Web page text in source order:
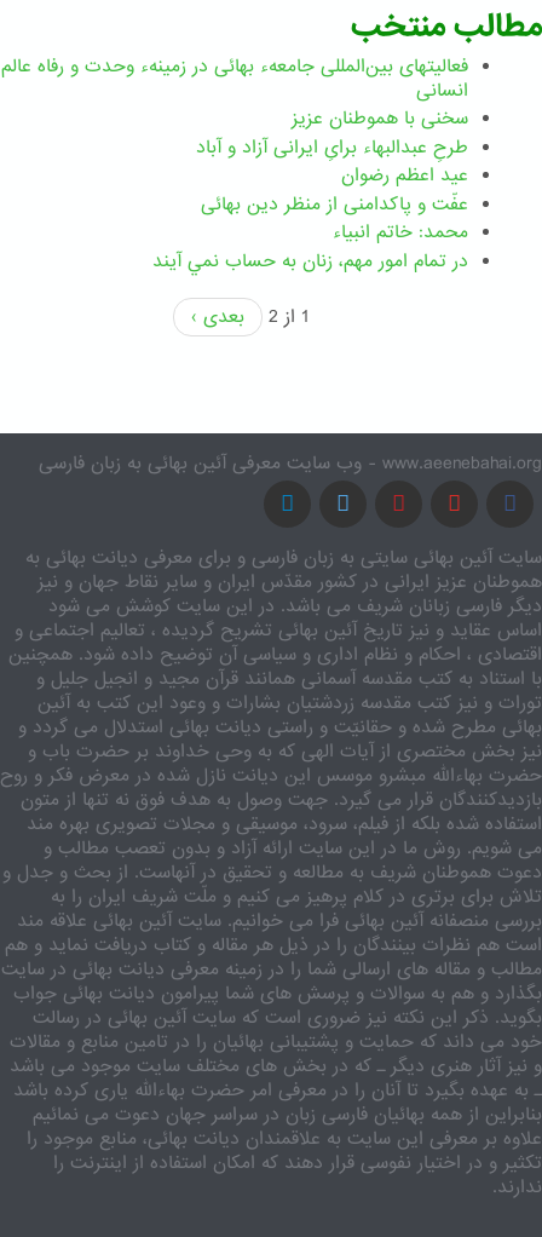
مطالب منتخب
فعالیتهای بین‌المللی جامعهء بهائی در زمینهء وحدت و رفاه عالم
انسانی
سخنی با هموطنان عزیز
طرحِ عبدالبهاء برایِ ایرانی آزاد و آباد
عید اعظم رضوان
عفّت و پاکدامنی از منظر دین بهائی
محمد: خاتم انبیاء
در تمام امور مهم،‌ زنان به حساب نمي آيند
1 از 2
بعدی ›
www.aeenebahai.org - وب سایت معرفی آئین بهائی به زبان فارسی
سایت آئین بهائی سایتی به زبان فارسی و برای معرفی دیانت بهائی به
هموطنان عزیز ایرانی در کشور مقدّس ایران و سایر نقاط جهان و نیز
دیگر فارسی زبانان شریف می باشد. در این سایت کوشش می شود
اساس عقاید و نیز تاریخ آئین بهائی تشریح گردیده ، تعالیم اجتماعی و
اقتصادی ، احکام و نظام اداری و سیاسی آن توضیح داده شود. همچنین
با استناد به کتب مقدسه آسمانی همانند قرآن مجید و انجیل جلیل و
تورات و نیز کتب مقدسه زردشتیان بشارات و وعود این کتب به آئین
بهائی مطرح شده و حقانیّت و راستی دیانت بهائی استدلال می گردد و
نیز بخش مختصری از آیات الهی که به وحی خداوند بر حضرت باب و
حضرت بهاءالله مبشرو موسس این دیانت نازل شده در معرض فکر و روح
بازدیدکنندگان قرار می گیرد. جهت وصول به هدف فوق نه تنها از متون
استفاده شده بلکه از فیلم، سرود، موسیقی و مجلات تصویری بهره مند
می شویم. روش ما در این سایت ارائه آزاد و بدون تعصب مطالب و
دعوت هموطنان شریف به مطالعه و تحقیق در آنهاست. از بحث و جدل و
تلاش برای برتری در کلام پرهیز می کنیم و ملّت شریف ایران را به
بررسی منصفانه آئین بهائی فرا می خوانیم. سایت آئین بهائی علاقه مند
است هم نظرات بینندگان را در ذیل هر مقاله و کتاب دریافت نماید و هم
مطالب و مقاله های ارسالی شما را در زمینه معرفی دیانت بهائی در سایت
بگذارد و هم به سوالات و پرسش های شما پیرامون دیانت بهائی جواب
بگوید. ذکر این نکته نیز ضروری است که سایت آئین بهائی در رسالت
خود می داند که حمایت و پشتیبانی بهائیان را در تامین منابع و مقالات
و نیز آثار هنری دیگر ـ که در بخش های مختلف سایت موجود می باشد
ـ به عهده بگیرد تا آنان را در معرفی امر حضرت بهاءالله یاری کرده باشد
بنابراین از همه بهائیان فارسی زبان در سراسر جهان دعوت می نمائیم
علاوه بر معرفی این سایت به علاقمندان دیانت بهائی، منابع موجود را
تکثیر و در اختیار نفوسی قرار دهند که امکان استفاده از اینترنت را
ندارند.